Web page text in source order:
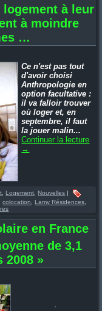
à leur
à moindre
…
Ce n'est pas tout
d'avoir choisi
Anthropologie en
option facultative :
il va falloir trouver
où loger et, en
septembre, il faut
la jouer malin...
Continuer la lecture
→
Logement Nouvelles |
,colocation Lamy Résidences
en France
de 3,1
2008 »